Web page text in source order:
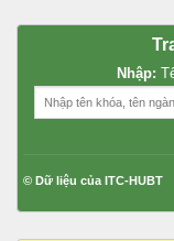
Nhập:
© Dữ liệu của ITC-HUBT